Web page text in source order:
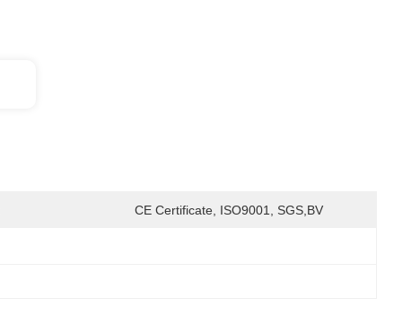
CE Certificate, ISO9001, SGS,BV